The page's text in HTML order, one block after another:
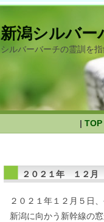
新潟シルバー
シルバーバーチの霊訓を
| TOP
２０２１年 １２月
２０２１年１２月５日
新潟に向かう新幹線の